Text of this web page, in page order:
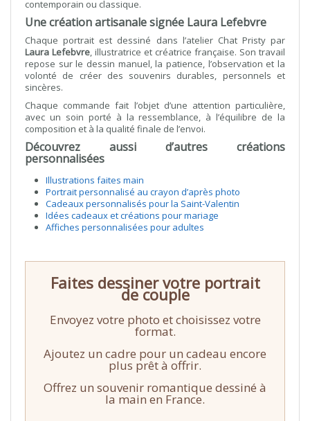
contemporain ou classique.
Une création artisanale signée Laura Lefebvre
Chaque portrait est dessiné dans l’atelier Chat Pristy par
Laura Lefebvre, illustratrice et créatrice française. Son travail
repose sur le dessin manuel, la patience, l’observation et la
volonté de créer des souvenirs durables, personnels et
sincères.
Chaque commande fait l’objet d’une attention particulière,
avec un soin porté à la ressemblance, à l’équilibre de la
composition et à la qualité finale de l’envoi.
Découvrez aussi d’autres créations
personnalisées
Illustrations faites main
Portrait personnalisé au crayon d’après photo
Cadeaux personnalisés pour la Saint-Valentin
Idées cadeaux et créations pour mariage
Affiches personnalisées pour adultes
Faites dessiner votre portrait
de couple
Envoyez votre photo et choisissez votre
format.
Ajoutez un cadre pour un cadeau encore
plus prêt à offrir.
Offrez un souvenir romantique dessiné à
la main en France.